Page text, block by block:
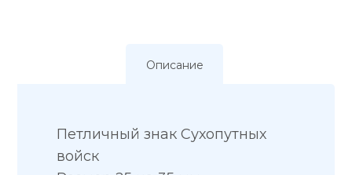
Описание
Петличный знак Сухопутных
войск